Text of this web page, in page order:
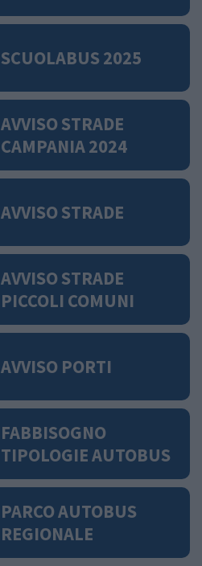
SCUOLABUS 2025
AVVISO STRADE
CAMPANIA 2024
AVVISO STRADE
AVVISO STRADE
PICCOLI COMUNI
AVVISO PORTI
FABBISOGNO
TIPOLOGIE AUTOBUS
PARCO AUTOBUS
REGIONALE